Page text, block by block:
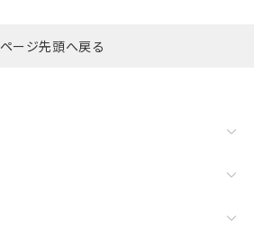
ページ先頭へ戻る